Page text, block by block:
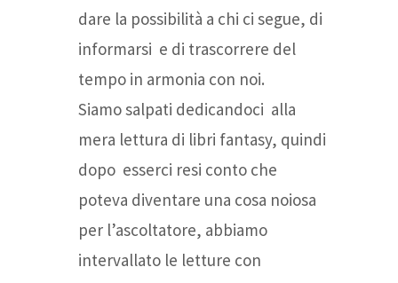
dare la possibilità a chi ci segue, di
informarsi e di trascorrere del
tempo in armonia con noi.
Siamo salpati dedicandoci alla
mera lettura di libri fantasy, quindi
dopo esserci resi conto che
poteva diventare una cosa noiosa
per l’ascoltatore, abbiamo
intervallato le letture con